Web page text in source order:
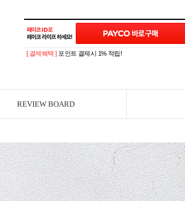
[ 결제혜택 ] 포인트 결제시 1% 적립!
REVIEW BOARD